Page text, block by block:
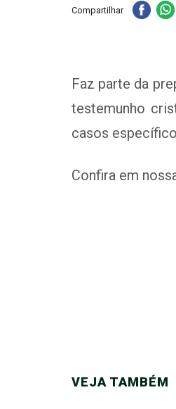
Compartilhar
Faz parte da
testemunho
casos
Confira em
VEJA TAMBÉM